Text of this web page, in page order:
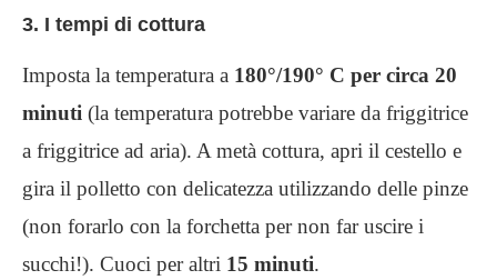
3. I tempi di cottura
Imposta la temperatura a 180°/190° C per circa 20
minuti (la temperatura potrebbe variare da friggitrice
a friggitrice ad aria). A metà cottura, apri il cestello e
gira il polletto con delicatezza utilizzando delle pinze
(non forarlo con la forchetta per non far uscire i
succhi!). Cuoci per altri 15 minuti.